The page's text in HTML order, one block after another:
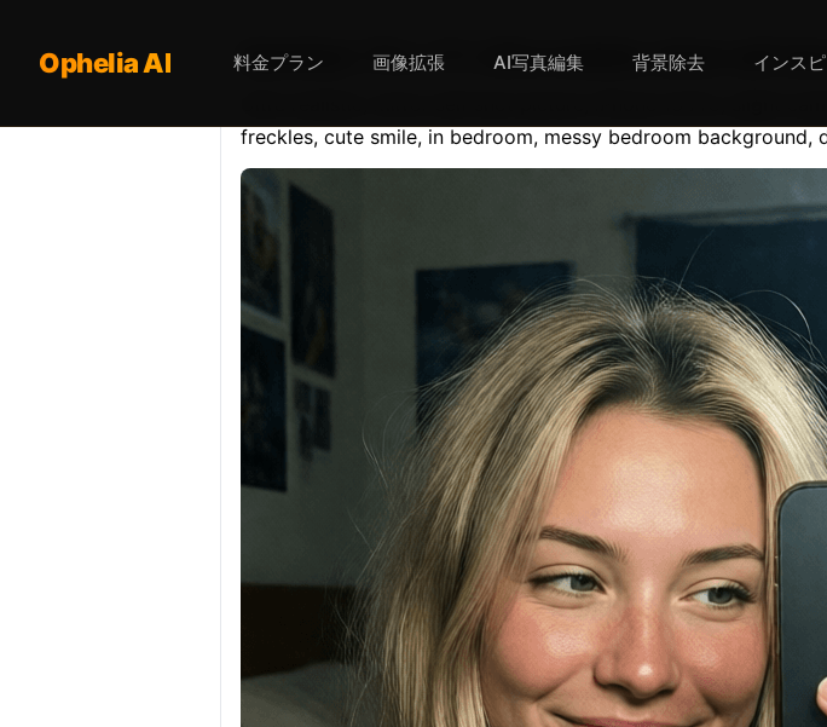
Opheliaai プロンプト:Ultra realistic, mirror self
freckles, cute smile, in bedroom, messy bedroom background,
Ophelia AI 料金プラン 画像拡張 AI写真編集 背景除去 インス